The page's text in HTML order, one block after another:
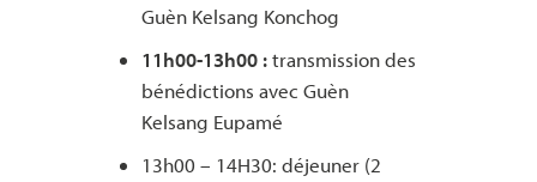
Guèn Kelsang Konchog
11h00-13h00 :transmission des
bénédictions avec Guèn
Kelsang Eupamé
13h00 – 14H30: déjeuner (2